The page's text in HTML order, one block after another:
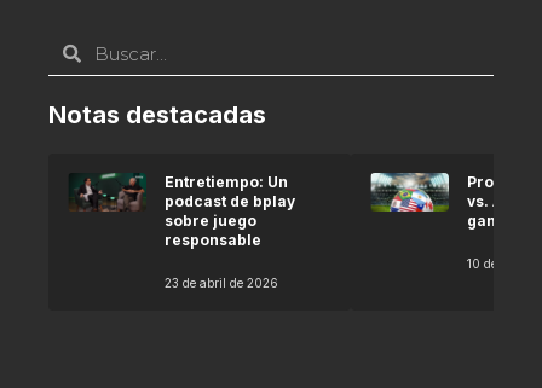
Notas destacadas
Entretiempo: Un
podcast de bplay
sobre juego
responsable
23 de abril de 2026
vs.
gana
10 de abril